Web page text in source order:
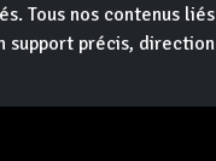
Tous nos contenus
support précis,